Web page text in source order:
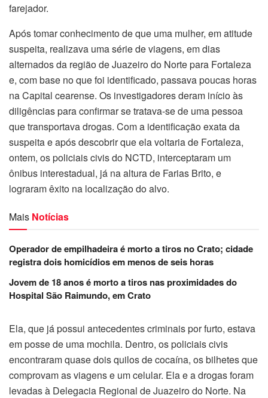
farejador.
Após tomar conhecimento de que uma mulher, em atitude
suspeita, realizava uma série de viagens, em dias
alternados da região de Juazeiro do Norte para Fortaleza
e, com base no que foi identificado, passava poucas horas
na Capital cearense. Os investigadores deram início às
diligências para confirmar se tratava-se de uma pessoa
que transportava drogas. Com a identificação exata da
suspeita e após descobrir que ela voltaria de Fortaleza,
ontem, os policiais civis do NCTD, interceptaram um
ônibus interestadual, já na altura de Farias Brito, e
lograram êxito na localização do alvo.
Mais Notícias
Operador de empilhadeira é morto a tiros no Crato; cidade
registra dois homicídios em menos de seis horas
Jovem de 18 anos é morto a tiros nas proximidades do
Hospital São Raimundo, em Crato
Ela, que já possui antecedentes criminais por furto, estava
em posse de uma mochila. Dentro, os policiais civis
encontraram quase dois quilos de cocaína, os bilhetes que
comprovam as viagens e um celular. Ela e a drogas foram
levadas à Delegacia Regional de Juazeiro do Norte. Na